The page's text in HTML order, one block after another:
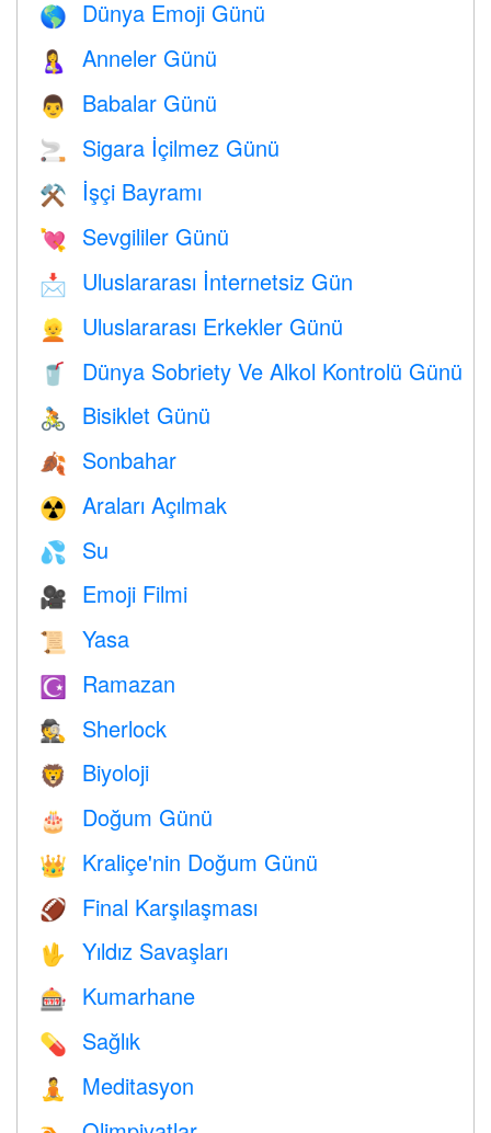
🌎 Dünya Emoji Günü
🤱 Anneler Günü
👨 Babalar Günü
🚬 Sigara İçilmez Günü
⚒️ İşçi Bayramı
💘 Sevgililer Günü
📩 Uluslararası İnternetsiz Gün
👱 Uluslararası Erkekler Günü
🥤 Dünya Sobriety Ve Alkol Kontrolü Günü
🚴 Bisiklet Günü
🍂 Sonbahar
☢️ Araları Açılmak
💦 Su
🎥 Emoji Filmi
📜 Yasa
☪️ Ramazan
🕵️ Sherlock
🦁 Biyoloji
🎂 Doğum Günü
👑 Kraliçe'nin Doğum Günü
🏈 Final Karşılaşması
🖖 Yıldız Savaşları
🎰 Kumarhane
💊 Sağlık
🧘 Meditasyon